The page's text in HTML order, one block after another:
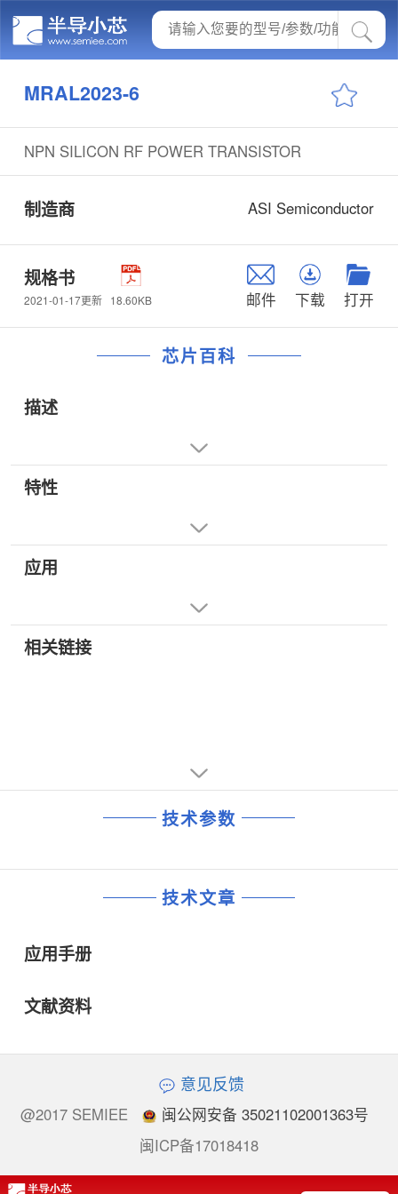
MRAL2023-6
NPN SILICON RF POWER TRANSISTOR
制造商 ASI Semiconductor
规格书
2021-01-17更新 18.60KB 邮件 下载 打开
芯片百科
描述
特性
应用
相关链接
技术参数
技术文章
应用手册
文献资料
意见反馈
@2017 SEMIEE
闽公网安备 35021102001363号
闽ICP备17018418